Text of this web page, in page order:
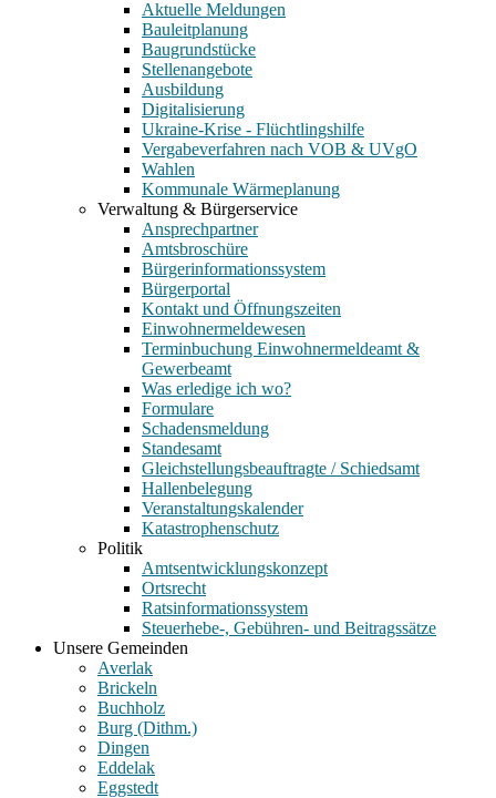
Aktuelle Meldungen
Bauleitplanung
Baugrundstücke
Stellenangebote
Ausbildung
Digitalisierung
Ukraine-Krise - Flüchtlingshilfe
Vergabeverfahren nach VOB & UVgO
Wahlen
Kommunale Wärmeplanung
Verwaltung & Bürgerservice
Ansprechpartner
Amtsbroschüre
Bürgerinformationssystem
Bürgerportal
Kontakt und Öffnungszeiten
Einwohnermeldewesen
Terminbuchung Einwohnermeldeamt &
Gewerbeamt
Was erledige ich wo?
Formulare
Schadensmeldung
Standesamt
Gleichstellungsbeauftragte / Schiedsamt
Hallenbelegung
Veranstaltungskalender
Katastrophenschutz
Politik
Amtsentwicklungskonzept
Ortsrecht
Ratsinformationssystem
Steuerhebe-, Gebühren- und Beitragssätze
Unsere Gemeinden
Averlak
Brickeln
Buchholz
Burg (Dithm.)
Dingen
Eddelak
Eggstedt